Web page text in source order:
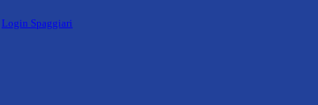
Login Spaggiari